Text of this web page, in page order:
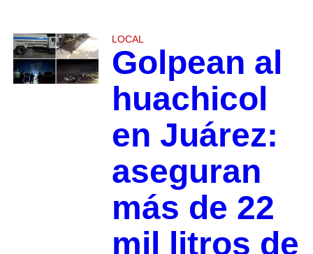
LOCAL
Golpean al
huachicol
en Juárez:
aseguran
más de 22
mil litros de